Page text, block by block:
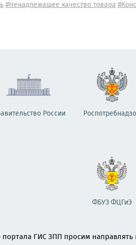
#Ненадлежащее качество товара
России
ФБУЗ ФЦГиЭ
ГИС ЗПП просим направлять